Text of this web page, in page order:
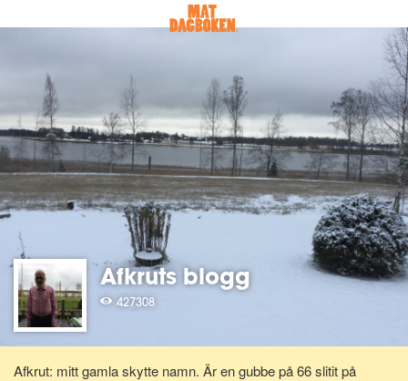
Afkruts blogg
427308
Afkrut: mitt gamla skytte namn. Är en gubbe på 66 slitit på